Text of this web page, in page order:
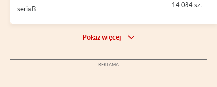
seria B
14 084 szt.
-
Pokaż więcej